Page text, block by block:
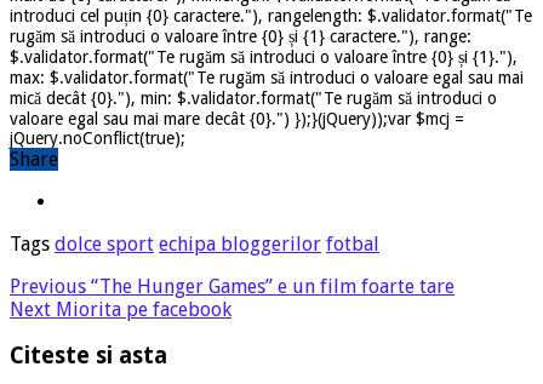
introduci cel puțin {0} caractere."), rangelength: $.validator.format("Te
rugăm să introduci o valoare între {0} și {1} caractere."), range:
$.validator.format("Te rugăm să introduci o valoare între {0} și {1}."),
max: $.validator.format("Te rugăm să introduci o valoare egal sau mai
mică decât {0}."), min: $.validator.format("Te rugăm să introduci o
valoare egal sau mai mare decât {0}.") });}(jQuery));var $mcj =
jQuery.noConflict(true);
Share
Tags dolce sport echipa bloggerilor fotbal
Previous “The Hunger Games” e un film foarte tare
Next Miorita pe facebook
Citeste si asta